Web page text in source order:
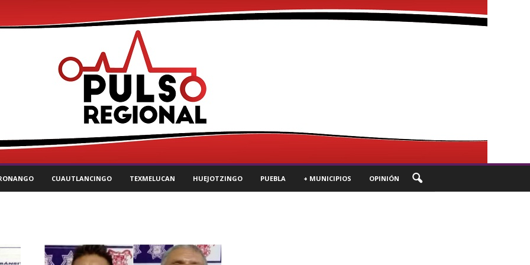
CUAUTLANCINGO TEXMELUCAN HUEJOTZINGO PUEBLA + MUNICIPIOS OPINIÓN